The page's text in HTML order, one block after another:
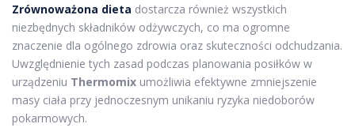
Zrównoważona dieta dostarcza również wszystkich
niezbędnych składników odżywczych, co ma ogromne
znaczenie dla ogólnego zdrowia oraz skuteczności odchudzania.
Uwzględnienie tych zasad podczas planowania posiłków w
urządzeniu Thermomix umożliwia efektywne zmniejszenie
masy ciała przy jednoczesnym unikaniu ryzyka niedoborów
pokarmowych.